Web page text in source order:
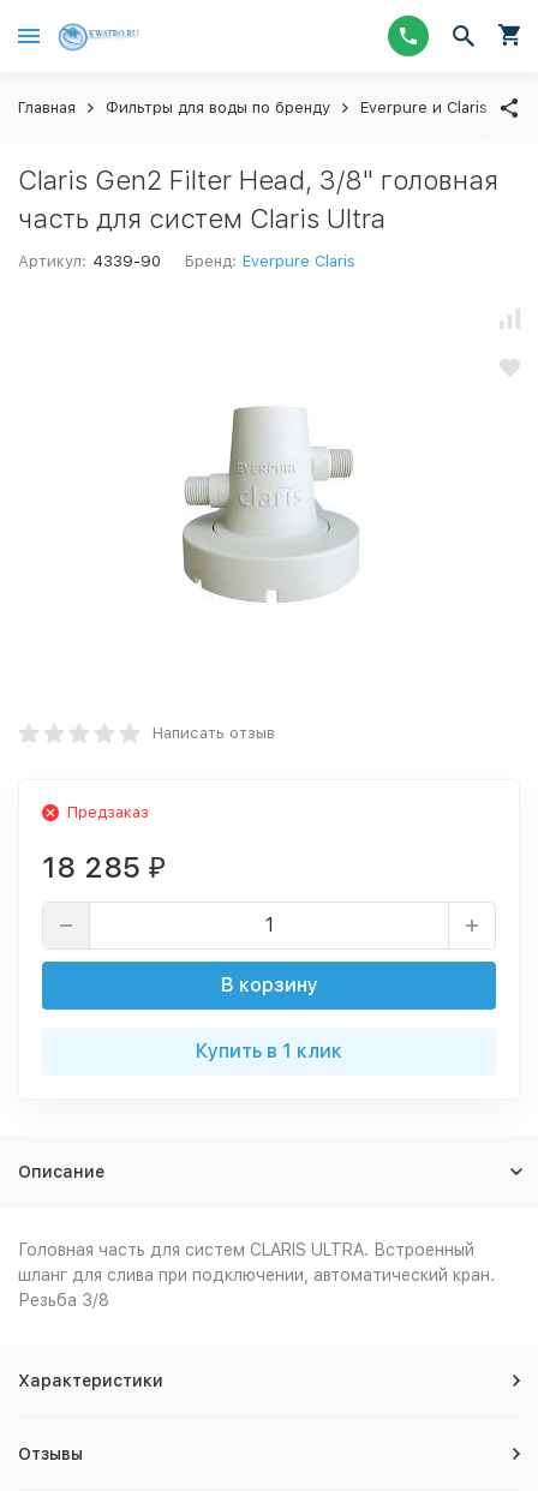
Главная Фильтры для воды по бренду Everpure и Claris
Claris Gen2 Filter Head, 3/8" головная
часть для систем Claris Ultra
Артикул: 4339-90 Бренд: Everpure Claris
Написать отзыв
Предзаказ
18 285 ₽
В корзину
Купить в 1 клик
Описание
Головная часть для систем CLARIS ULTRA. Встроенный
шланг для слива при подключении, автоматический кран.
Резьба 3/8
Характеристики
Отзывы